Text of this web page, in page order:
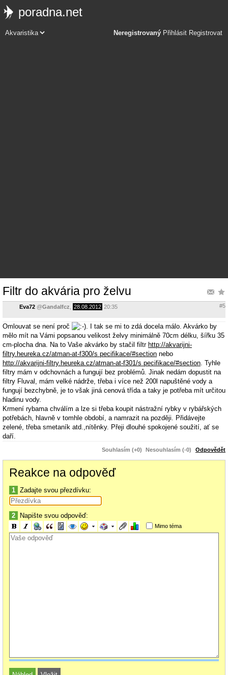
poradna.net
Neregistrovaný Přihlásit Registrovat
Filtr do akvária pro želvu
Eva72 @Gandalfcz 28.08.2012 20:35 #5
Omlouvat se není proč
. I tak se mi to zdá docela málo. Akvárko by
mělo mít na Vámi popsanou velikost želvy minimálně 70cm délku, šířku 35
cm-plocha dna. Na to Vaše akvárko by stačil filtr http://akvarijni-
filtry.heureka.cz/atman-at-f300/s pecifikace/#section nebo
http://akvarijni-filtry.heureka.cz/atman-at-f301/s pecifikace/#section . Tyhle
filtry mám v odchovnách a fungují bez problémů. Jinak nedám dopustit na
filtry Fluval, mám velké nádrže, třeba i více než 200l napuštěné vody a
fungují bezchybně, je to však jiná cenová třída a taky je potřeba mít určitou
hladinu vody.
Krmení rybama chválím a lze si třeba koupit nástražní rybky v rybářských
potřebách, hlavně v tomhle období, a namrazit na později. Přidávejte
zelené, třeba smetaník atd.,nítěnky. Přeji dlouhé spokojené soužití, ať se
daří.
Souhlasím (+0) Nesouhlasím (-0) Odpovědět
Reakce na odpověď
1 Zadajte svou přezdívku:
2 Napište svou odpověď:
Mimo téma